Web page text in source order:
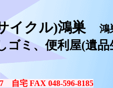
イクル)鴻巣 鴻
ゴミ、便利屋(遺
自宅 FAX 048-596-8185